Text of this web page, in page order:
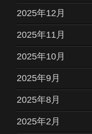
2025年12月
2025年11月
2025年10月
2025年9月
2025年8月
2025年2月